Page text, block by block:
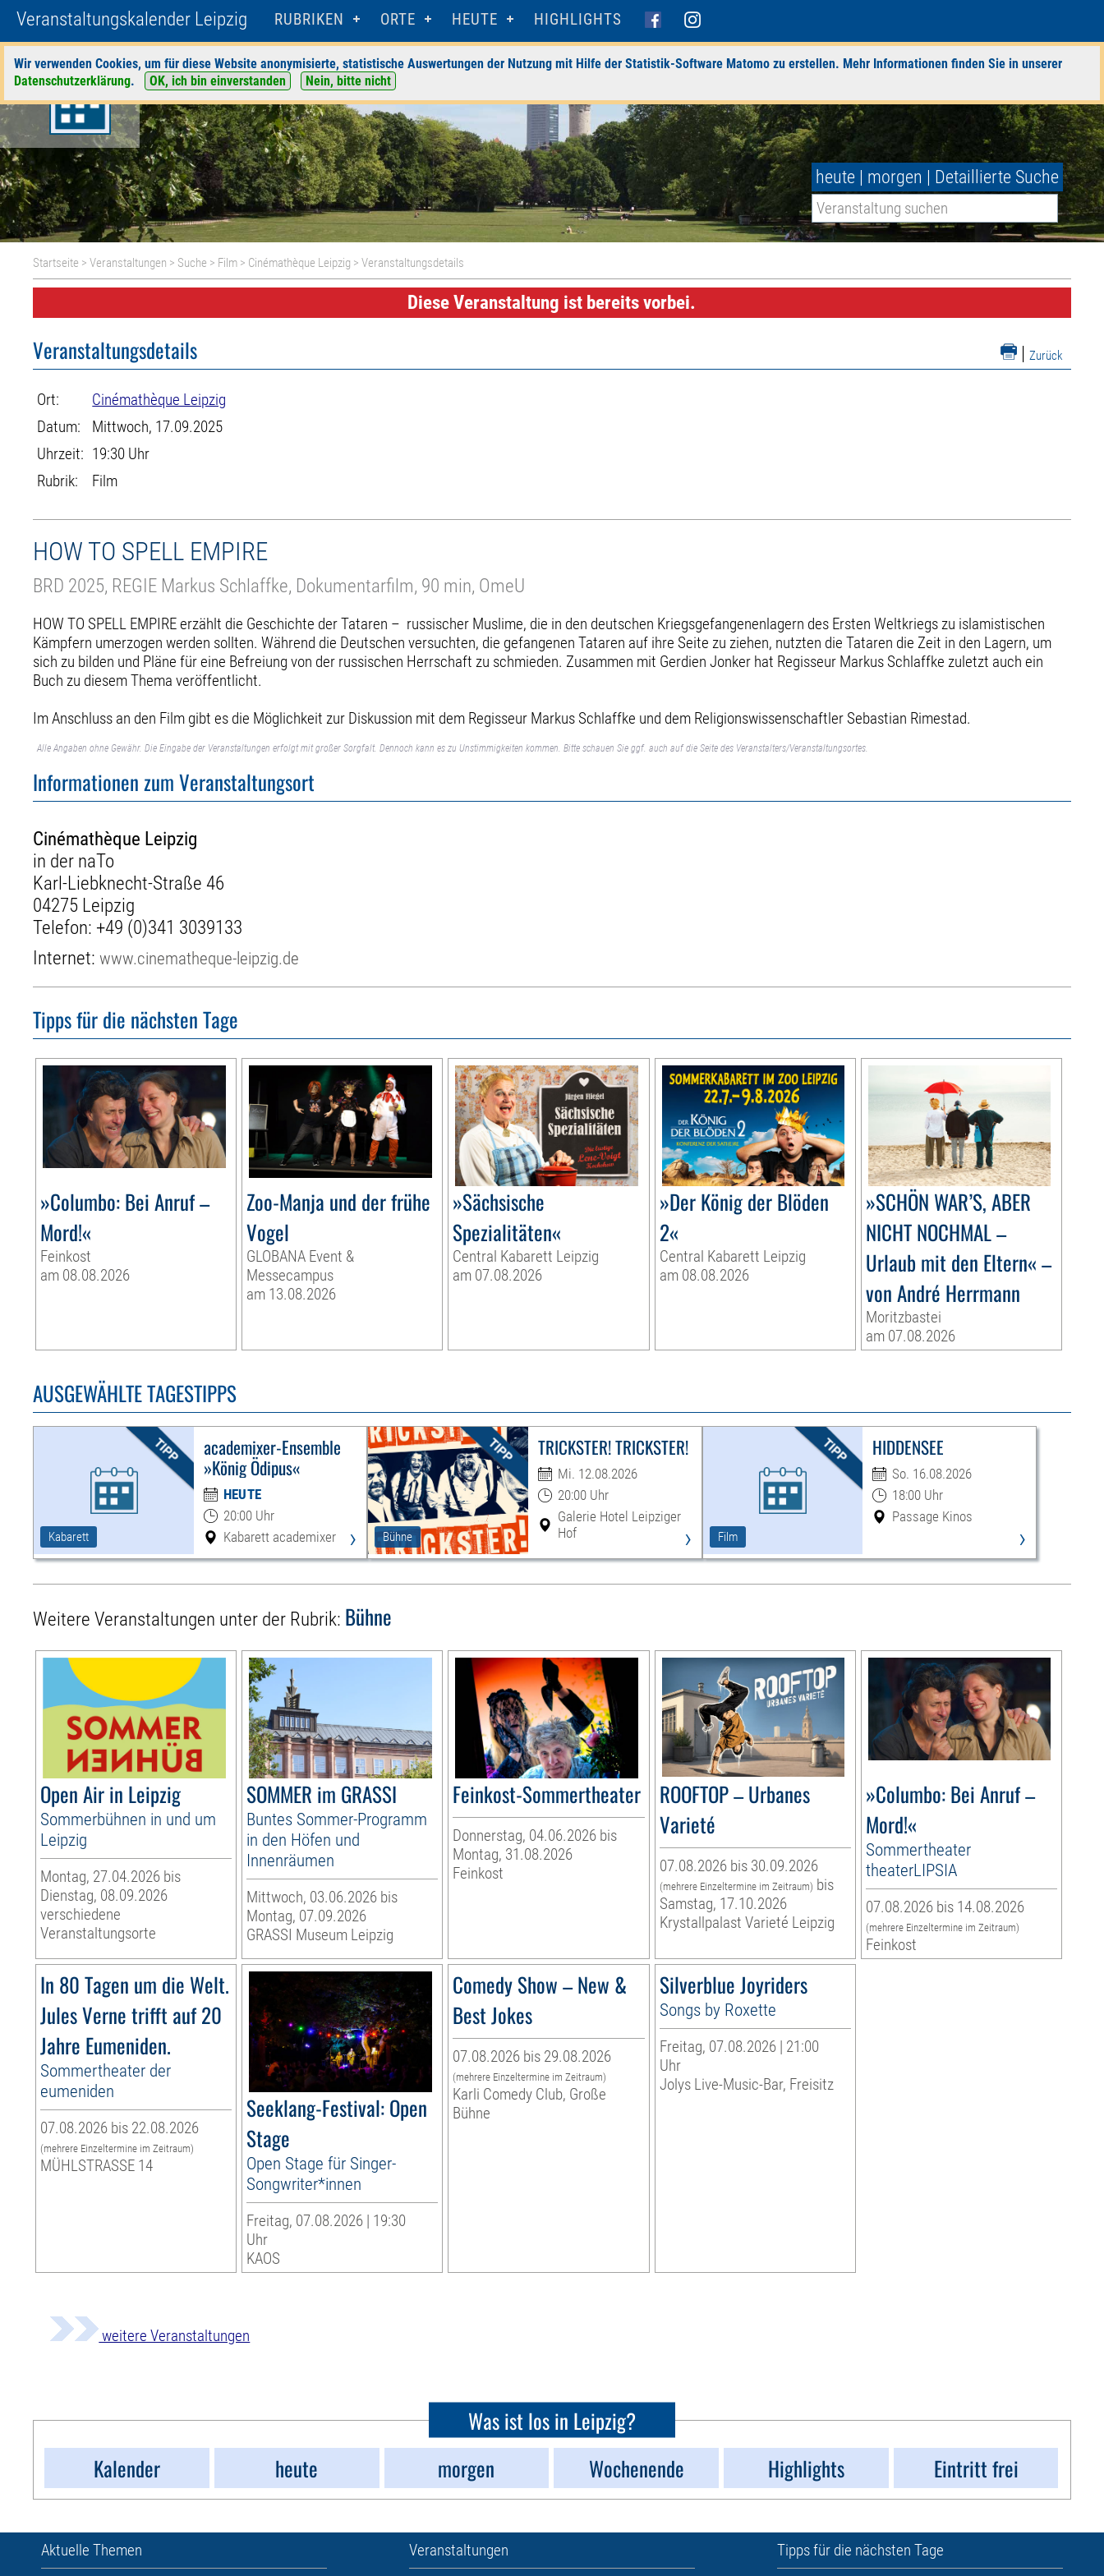
Veranstaltungskalender Leipzig RUBRIKEN ORTE HEUTE HIGHLIGHTS
Wir verwenden Cookies, um für diese Website anonymisierte, statistische Auswertungen der Nutzung mit Hilfe der Statistik-Software Matomo zu erstellen. Mehr Informationen finden Sie in unserer
Datenschutzerklärung. OK, ich bin einverstanden Nein, bitte nicht
heute | morgen | Detaillierte Suche
Startseite >Veranstaltungen > Suche > Film > Cinémathèque Leipzig > Veranstaltungsdetails
Diese Veranstaltung ist bereits vorbei.
| Zurück
Veranstaltungsdetails
Ort:
Cinémathèque Leipzig
Datum:
Mittwoch, 17.09.2025
Uhrzeit: 19:30 Uhr
Rubrik:
Film
HOW TO SPELL EMPIRE
BRD 2025, REGIE Markus Schlaffke, Dokumentarfilm, 90 min, OmeU
HOW TO SPELL EMPIRE erzählt die Geschichte der Tataren – russischer Muslime, die in den deutschen Kriegsgefangenenlagern des Ersten Weltkriegs zu islamistischen
Kämpfern umerzogen werden sollten. Während die Deutschen versuchten, die gefangenen Tataren auf ihre Seite zu ziehen, nutzten die Tataren die Zeit in den Lagern, um
sich zu bilden und Pläne für eine Befreiung von der russischen Herrschaft zu schmieden. Zusammen mit Gerdien Jonker hat Regisseur Markus Schlaffke zuletzt auch ein
Buch zu diesem Thema veröffentlicht.
Im Anschluss an den Film gibt es die Möglichkeit zur Diskussion mit dem Regisseur Markus Schlaffke und dem Religionswissenschaftler Sebastian Rimestad.
Alle Angaben ohne Gewähr. Die Eingabe der Veranstaltungen erfolgt mit großer Sorgfalt. Dennoch kann es zu Unstimmigkeiten kommen. Bitte schauen Sie ggf. auch auf die Seite des Veranstalters/Veranstaltungsortes.
Informationen zum Veranstaltungsort
Cinémathèque Leipzig
in der naTo
Karl-Liebknecht-Straße 46
04275 Leipzig
Telefon: +49 (0)341 3039133
Internet:www.cinematheque-leipzig.de
Tipps für die nächsten Tage
»Columbo: Bei Anruf –
Mord!«
Feinkost
am 08.08.2026
Zoo-Manja und der frühe
Vogel
GLOBANA Event &
Messecampus
am 13.08.2026
»Sächsische
Spezialitäten«
Central Kabarett Leipzig
am 07.08.2026
»Der König der Blöden
2«
Central Kabarett Leipzig
am 08.08.2026
»SCHÖN WAR’S, ABER
NICHT NOCHMAL –
Urlaub mit den Eltern« –
von André Herrmann
Moritzbastei
am 07.08.2026
AUSGEWÄHLTE TAGESTIPPS
Kabarett
academixer-Ensemble
»König Ödipus«
HEUTE
20:00 Uhr
Kabarett academixer
› Bühne
TRICKSTER! TRICKSTER!
Mi. 12.08.2026
20:00 Uhr
Galerie Hotel Leipziger
Hof
› Film
HIDDENSEE
So. 16.08.2026
18:00 Uhr
Passage Kinos
›
Weitere Veranstaltungen unter der Rubrik: Bühne
Open Air in Leipzig
Sommerbühnen in und um
Leipzig
Montag, 27.04.2026 bis
Dienstag, 08.09.2026
verschiedene
Veranstaltungsorte
SOMMER im GRASSI
Buntes Sommer-Programm
in den Höfen und
Innenräumen
Mittwoch, 03.06.2026 bis
Montag, 07.09.2026
GRASSI Museum Leipzig
Feinkost-Sommertheater
Donnerstag, 04.06.2026 bis
Montag, 31.08.2026
Feinkost
ROOFTOP – Urbanes
Varieté
07.08.2026 bis 30.09.2026
(mehrere Einzeltermine im Zeitraum) bis
Samstag, 17.10.2026
Krystallpalast Varieté Leipzig
»Columbo: Bei Anruf –
Mord!«
Sommertheater
theaterLIPSIA
07.08.2026 bis 14.08.2026
(mehrere Einzeltermine im Zeitraum)
Feinkost
In 80 Tagen um die Welt.
Jules Verne trifft auf 20
Jahre Eumeniden.
Sommertheater der
eumeniden
07.08.2026 bis 22.08.2026
(mehrere Einzeltermine im Zeitraum)
MÜHLSTRASSE 14
Seeklang-Festival: Open
Stage
Open Stage für Singer-
Songwriter*innen
Freitag, 07.08.2026 | 19:30
Uhr
KAOS
Comedy Show – New &
Best Jokes
07.08.2026 bis 29.08.2026
(mehrere Einzeltermine im Zeitraum)
Karli Comedy Club, Große
Bühne
Silverblue Joyriders
Songs by Roxette
Freitag, 07.08.2026 | 21:00
Uhr
Jolys Live-Music-Bar, Freisitz
weitere Veranstaltungen
Was ist los in Leipzig?
Kalender
heute morgen Wochenende Highlights Eintritt frei
Aktuelle Themen Veranstaltungen Tipps für die nächsten Tage